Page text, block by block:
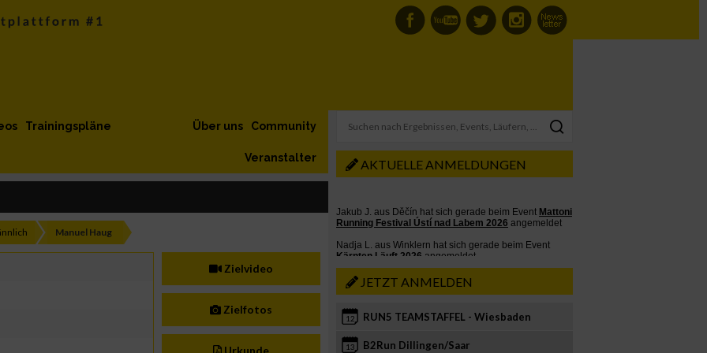
Trainingspläne Community
Über uns
Veranstalter
Manuel Haug
Zielvideo
Zielfotos
Urkunde
AKTUELLE ANMELDUNGEN
JETZT ANMELDEN
12 RUN5 TEAMSTAFFEL - Wiesbaden
13 B2Run Dillingen/Saar